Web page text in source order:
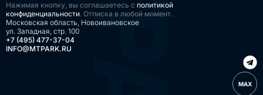
Нажимая кнопку, вы соглашаетесь с политикой
конфиденциальности. Отписка в любой момент.
Московская область, Новоивановское
ул. Западная, стр. 100
+7 (495) 477-37-04
INFO@MTPARK.RU
MAX